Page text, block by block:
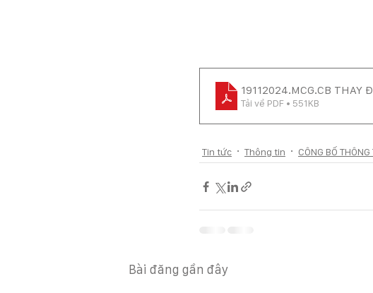
19112024.MCG.CB THAY
Tải về PDF • 551KB
Tin tức Thông tin CÔNG BỐ THÔNG
Bài đăng gần đây